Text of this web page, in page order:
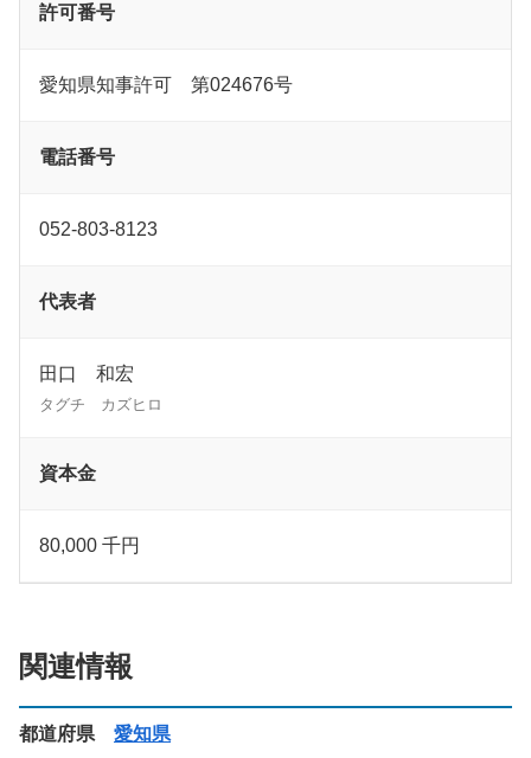
許可番号
愛知県知事許可 第024676号
電話番号
052-803-8123
代表者
田口 和宏
タグチ カズヒロ
資本金
80,000 千円
関連情報
都道府県 愛知県